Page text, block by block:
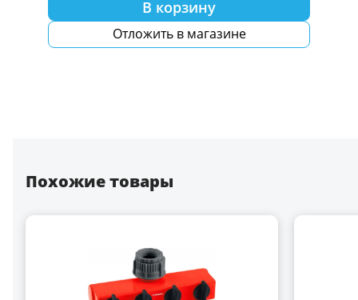
В корзину
Отложить в магазине
Похожие товары